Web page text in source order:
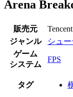
Arena
販売元
ジャンル
シュ
ゲーム
システム
FPS
タグ